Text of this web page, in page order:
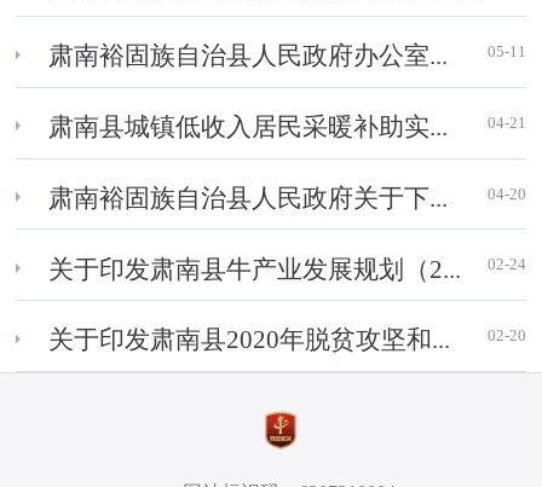
肃南裕固族自治县人民政府办公室... 05-11
肃南县城镇低收入居民采暖补助实... 04-21
肃南裕固族自治县人民政府关于下... 04-20
关于印发肃南县牛产业发展规划（2... 02-24
关于印发肃南县2020年脱贫攻坚和... 02-20